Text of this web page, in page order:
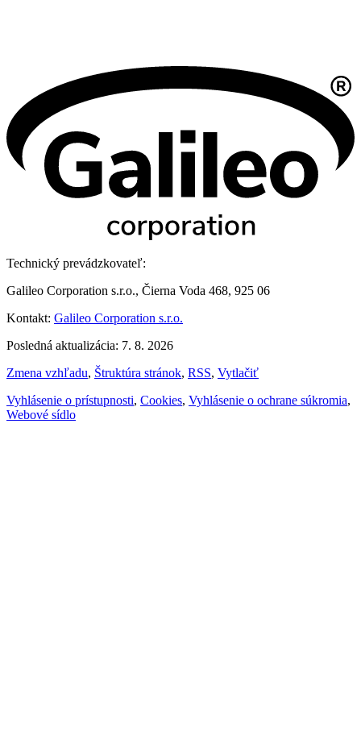
Technický prevádzkovateľ:
Galileo Corporation s.r.o., Čierna Voda 468, 925 06
Kontakt: Galileo Corporation s.r.o.
Posledná aktualizácia: 7. 8. 2026
Zmena vzhľadu, Štruktúra stránok, RSS, Vytlačiť
Vyhlásenie o prístupnosti, Cookies, Vyhlásenie o ochrane súkromia,
Webové sídlo